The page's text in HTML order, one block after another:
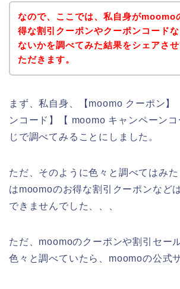
なので、ここでは、私自身がmoomo
得な割引クーポンやクーポンコード
ないかを調べてみた結果をシェアさ
ただきます。
まず、私自身、【moomo クーポン】
ンコード】【 moomo キャンペーン
じで調べてみることにしました。
ただ、そのように色々と調べてはみ
はmoomoのお得な割引クーポンなど
できませんでした、、、
ただ、moomoのクーポンや割引セー
色々と調べていたら、moomoの公式